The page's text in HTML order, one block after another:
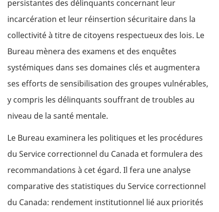
persistantes des délinquants concernant leur
incarcération et leur réinsertion sécuritaire dans la
collectivité à titre de citoyens respectueux des lois. Le
Bureau mènera des examens et des enquêtes
systémiques dans ses domaines clés et augmentera
ses efforts de sensibilisation des groupes vulnérables,
y compris les délinquants souffrant de troubles au
niveau de la santé mentale.
Le Bureau examinera les politiques et les procédures
du Service correctionnel du Canada et formulera des
recommandations à cet égard. Il fera une analyse
comparative des statistiques du Service correctionnel
du Canada: rendement institutionnel lié aux priorités